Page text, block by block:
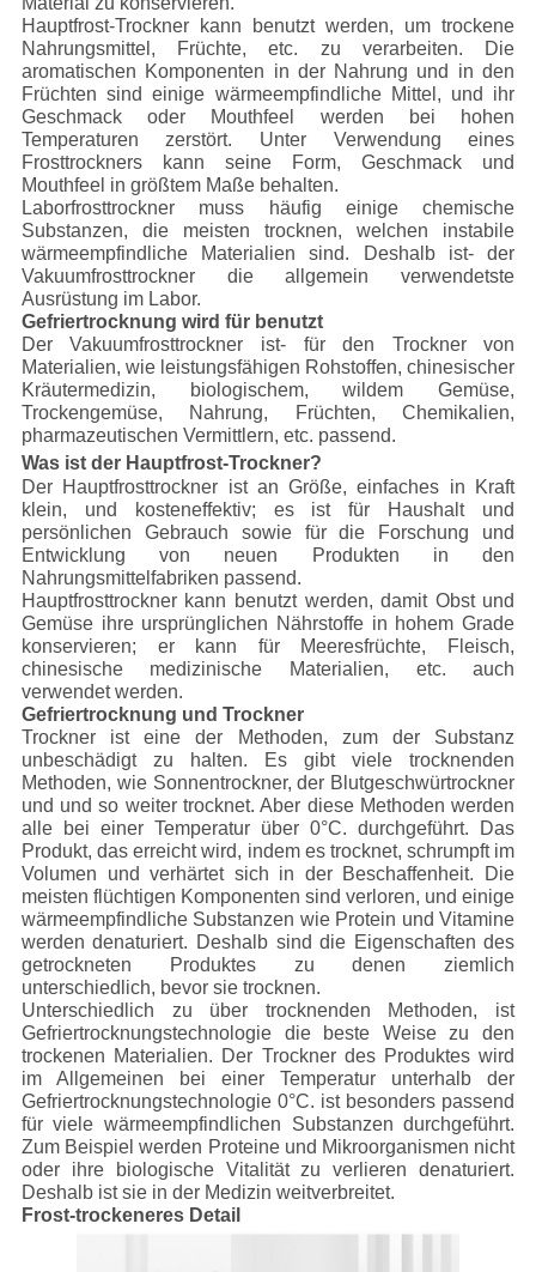
Hauptfrost-Trockner kann benutzt werden, um trockene
Nahrungsmittel, Früchte, etc. zu verarbeiten. Die
aromatischen Komponenten in der Nahrung und in den
Früchten sind einige wärmeempfindliche Mittel, und ihr
Geschmack oder Mouthfeel werden bei hohen
Temperaturen zerstört. Unter Verwendung eines
Frosttrockners kann seine Form, Geschmack und
Mouthfeel in größtem Maße behalten.
Laborfrosttrockner muss häufig einige chemische
Substanzen, die meisten trocknen, welchen instabile
wärmeempfindliche Materialien sind. Deshalb ist- der
Vakuumfrosttrockner die allgemein verwendetste
Ausrüstung im Labor.
Gefriertrocknung wird für benutzt
Der Vakuumfrosttrockner ist- für den Trockner von
Materialien, wie leistungsfähigen Rohstoffen, chinesischer
Kräutermedizin, biologischem, wildem Gemüse,
Trockengemüse, Nahrung, Früchten, Chemikalien,
pharmazeutischen Vermittlern, etc. passend.
Was ist der Hauptfrost-Trockner?
Der Hauptfrosttrockner ist an Größe, einfaches in Kraft
klein, und kosteneffektiv; es ist für Haushalt und
persönlichen Gebrauch sowie für die Forschung und
Entwicklung von neuen Produkten in den
Nahrungsmittelfabriken passend.
Hauptfrosttrockner kann benutzt werden, damit Obst und
Gemüse ihre ursprünglichen Nährstoffe in hohem Grade
konservieren; er kann für Meeresfrüchte, Fleisch,
chinesische medizinische Materialien, etc. auch
verwendet werden.
Gefriertrocknung und Trockner
Trockner ist eine der Methoden, zum der Substanz
unbeschädigt zu halten. Es gibt viele trocknenden
Methoden, wie Sonnentrockner, der Blutgeschwürtrockner
und und so weiter trocknet. Aber diese Methoden werden
alle bei einer Temperatur über 0°C. durchgeführt. Das
Produkt, das erreicht wird, indem es trocknet, schrumpft im
Volumen und verhärtet sich in der Beschaffenheit. Die
meisten flüchtigen Komponenten sind verloren, und einige
wärmeempfindliche Substanzen wie Protein und Vitamine
werden denaturiert. Deshalb sind die Eigenschaften des
getrockneten Produktes zu denen ziemlich
unterschiedlich, bevor sie trocknen.
Unterschiedlich zu über trocknenden Methoden, ist
Gefriertrocknungstechnologie die beste Weise zu den
trockenen Materialien. Der Trockner des Produktes wird
im Allgemeinen bei einer Temperatur unterhalb der
Gefriertrocknungstechnologie 0°C. ist besonders passend
für viele wärmeempfindlichen Substanzen durchgeführt.
Zum Beispiel werden Proteine und Mikroorganismen nicht
oder ihre biologische Vitalität zu verlieren denaturiert.
Deshalb ist sie in der Medizin weitverbreitet.
Frost-trockeneres Detail